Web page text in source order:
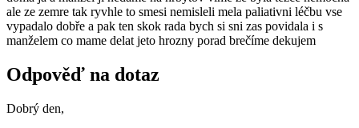
ale ze zemre tak ryvhle to smesi nemisleli mela paliativni léčbu vse
vypadalo dobře a pak ten skok rada bych si sni zas povidala i s
manželem co mame delat jeto hrozny porad brečíme dekujem
Odpověď na dotaz
Dobrý den,